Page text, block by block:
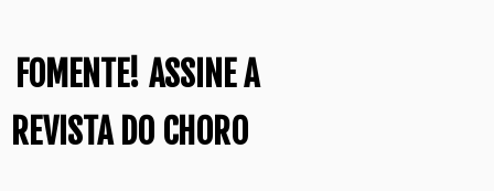
FOMENTE! ASSINE A
REVISTA DO CHORO